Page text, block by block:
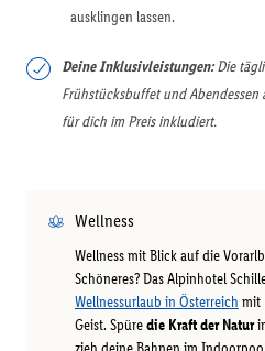
ausklingen lassen.
Deine Inklusivleistungen:Die
Frühstücksbuffet und
für dich im Preis inkludiert.
Wellness
Wellness mit Blick auf die
Schöneres? Das Alpinhotel
Wellnessurlaub in Österreich mit
Geist. Spüredie Kraft der Natur